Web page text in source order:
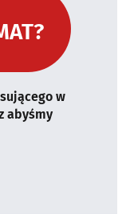
w
abyśmy